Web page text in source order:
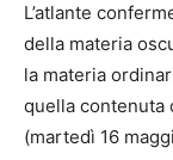
L’atlante
della materia
la materia
quella contenuta
(martedì 16